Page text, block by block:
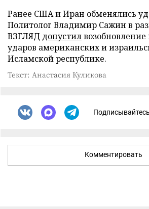
Ранее США и Иран обменялись
Политолог Владимир Сажин в
ВЗГЛЯД допустил
ударов американских и
Исламской республике.
Текст: Анастасия Куликова
Комментировать